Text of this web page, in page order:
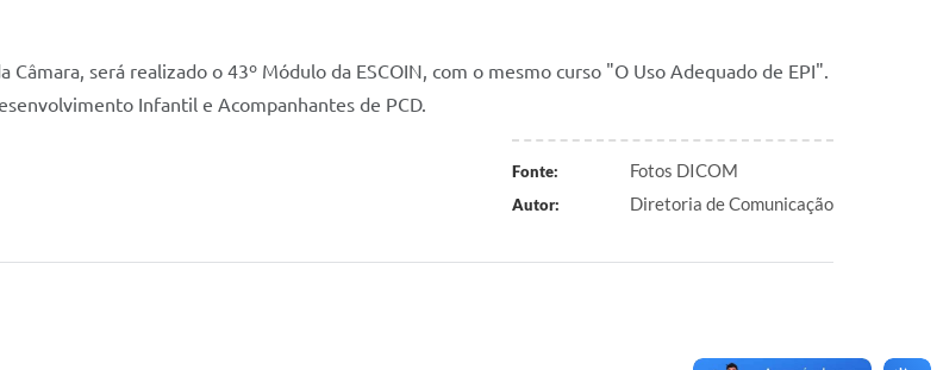
será realizado o 43º Módulo da ESCOIN, com o mesmo curso "O Uso Adequado de EPI".
Infantil e Acompanhantes de PCD.
Fonte: Fotos DICOM
Autor: Diretoria de Comunicação